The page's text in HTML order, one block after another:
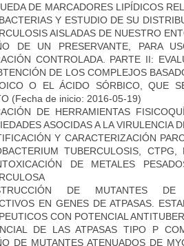
DE MARCADORES LIPÍDICOS
Y ESTUDIO DE SU
AISLADAS DE NUESTRO
DE UN PRESERVANTE, PARA
CONTROLADA. PARTE II:
DE LOS COMPLEJOS
O EL ÁCIDO SÓRBICO, QUE
(Fecha de inicio: 2016-05-19)
DE HERRAMIENTAS
ASOCIDAS A LA VIRULENCIA
Y CARACTERIZACIÓN
TUBERCULOSIS,
DE METALES
DE MUTANTES DE
EN GENES DE ATPASAS.
CON POTENCIAL
DE LAS ATPASAS TIPO P
DE MUTANTES ATENUADOS DE